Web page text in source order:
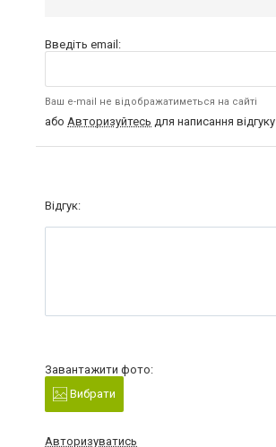
Введіть email:
Ваш e-mail не відображатиметься на сайті
або Авторизуйтесь для написання відгуку
Відгук:
Завантажити фото:
Вибрати
Авторизуватись